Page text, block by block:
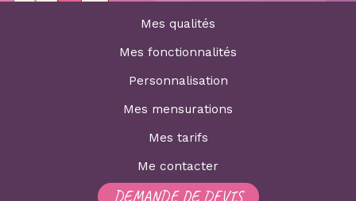
Mes qualités
Mes fonctionnalités
Personnalisation
Mes mensurations
Mes tarifs
Me contacter
DEMANDE DE DEVIS